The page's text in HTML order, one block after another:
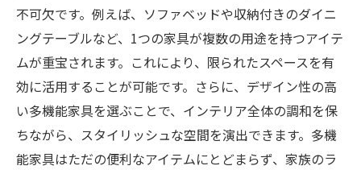
不可欠です。例えば、ソファベッドや収納付きのダイニ
ングテーブルなど、1つの家具が複数の用途を持つアイテ
ムが重宝されます。これにより、限られたスペースを有
効に活用することが可能です。さらに、デザイン性の高
い多機能家具を選ぶことで、インテリア全体の調和を保
ちながら、スタイリッシュな空間を演出できます。多機
能家具はただの便利なアイテムにとどまらず、家族のラ